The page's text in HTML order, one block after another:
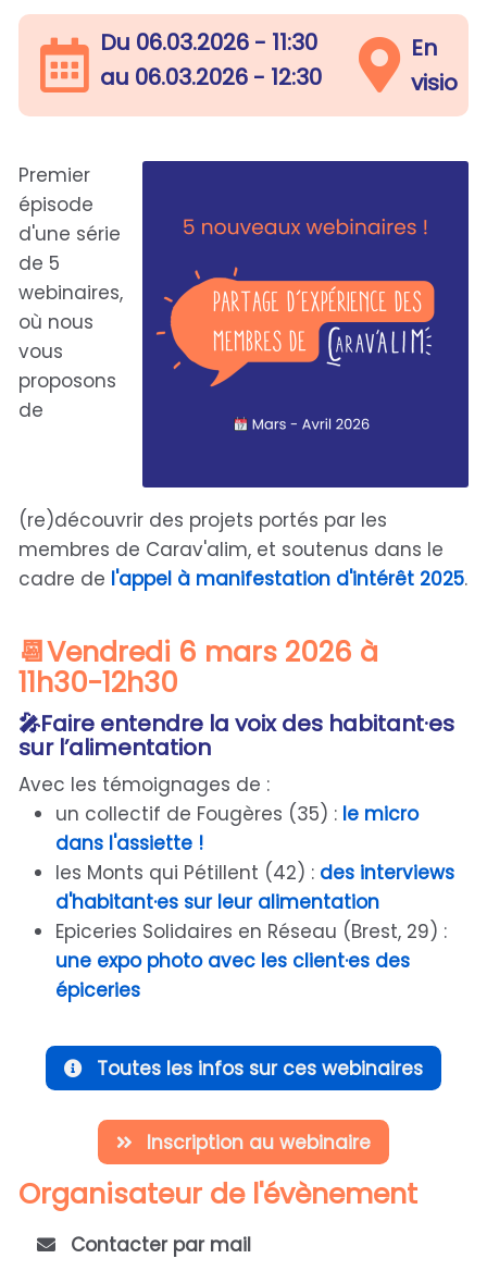
Du 06.03.2026 - 11:30
au 06.03.2026 - 12:30
En
visio
Premier
épisode
d'une série
de 5
webinaires,
où nous
vous
proposons
de
(re)découvrir des projets portés par les
membres de Carav'alim, et soutenus dans le
cadre de l'appel à manifestation d'intérêt 2025.
📆​Vendredi 6 mars 2026 à
11h30-12h30
🎤​Faire entendre la voix des habitant·es
sur l’alimentation
Avec les témoignages de :
un collectif de Fougères (35) : le micro
dans l'assiette !
les Monts qui Pétillent (42) : des interviews
d'habitant·es sur leur alimentation
Epiceries Solidaires en Réseau (Brest, 29) :
une expo photo avec les client·es des
épiceries
Toutes les infos sur ces webinaires
Inscription au webinaire
Organisateur de l'évènement
Contacter par mail